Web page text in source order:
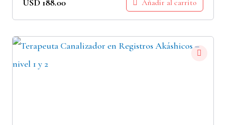
USD 188.00 Añadir al carrito